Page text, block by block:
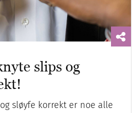
slips og
sløyfe korrekt er noe alle